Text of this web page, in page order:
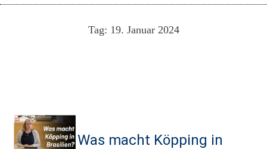
Tag: 19. Januar 2024
Was macht Köpping in